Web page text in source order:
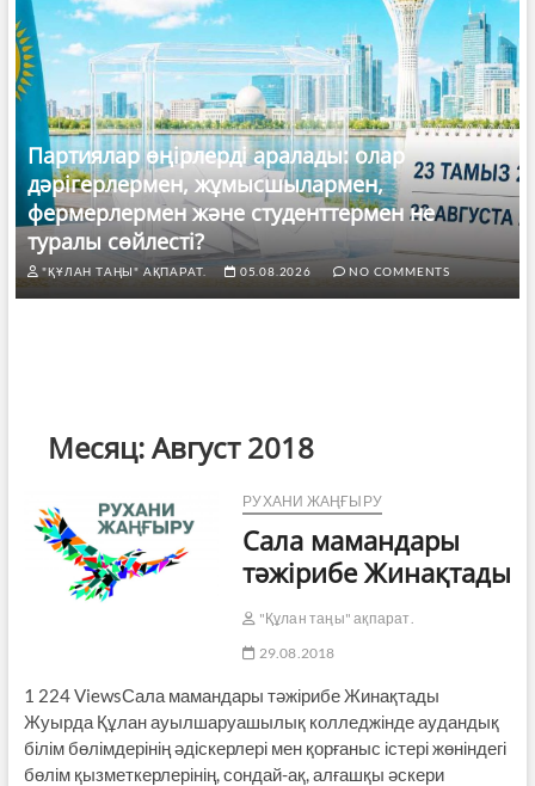
Партиялар өңірлерді аралады: олар
дәрігерлермен, жұмысшылармен,
фермерлермен және студенттермен не
туралы сөйлесті?
"ҚҰЛАН ТАҢЫ" АҚПАРАТ. 05.08.2026 NO COMMENTS
Месяц:Август 2018
РУХАНИ ЖАҢҒЫРУ
Сала мамандары
тәжірибе Жинақтады
"Құлан таңы" ақпарат.
29.08.2018
1 224 ViewsСала мамандары тәжірибе Жинақтады
Жуырда Құлан ауылшаруашылық колледжінде аудандық
білім бөлімдерінің әдіскерлері мен қорғаныс істері жөніндегі
бөлім қызметкерлерінің, сондай-ақ, алғашқы әскери